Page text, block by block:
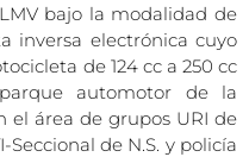
bajo la modalidad de
inversa electrónica cuyo
de 124 cc a 250 cc
automotor de la
el área de grupos URI de
de N.S. y policía